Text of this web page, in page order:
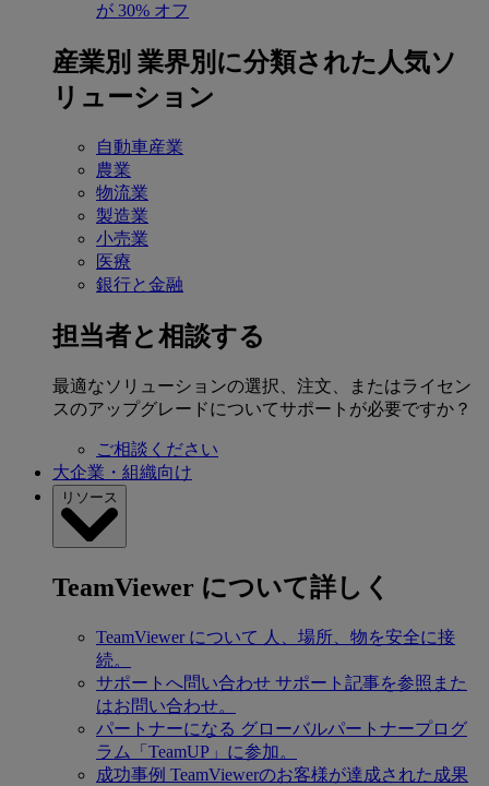
が 30% オフ
産業別 業界別に分類された人気ソ
リューション
自動車産業
農業
物流業
製造業
小売業
医療
銀行と金融
担当者と相談する
最適なソリューションの選択、注文、またはライセン
スのアップグレードについてサポートが必要ですか？
ご相談ください
大企業・組織向け
リソース
TeamViewer について詳しく
TeamViewer について 人、場所、物を安全に接
続。
サポートへ問い合わせ サポート記事を参照また
はお問い合わせ。
パートナーになる グローバルパートナープログ
ラム「TeamUP」に参加。
成功事例 TeamViewerのお客様が達成された成果